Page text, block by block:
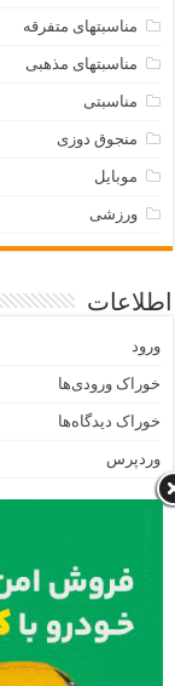
مناسبتهای متفرقه
مناسبتهای مذهبی
مناسبتی
منجوق دوزی
موبایل
ورزشی
اطلاعات
ورود
خوراک ورودی‌ها
خوراک دیدگاه‌ها
وردپرس